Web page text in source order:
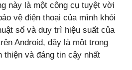
này là một công cụ tuyệt vời
vệ điện thoại của mình khỏi
số và duy trì hiệu suất của
Android, đây là một trong
thiện và đáng tin cậy nhất